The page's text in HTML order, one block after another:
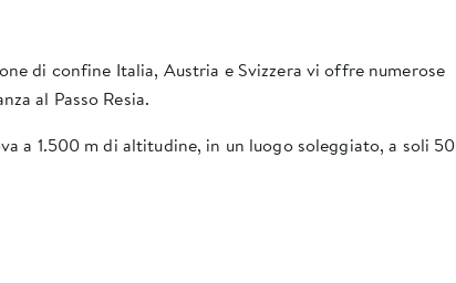
di confine Italia, Austria e Svizzera vi offre numerose
al Passo Resia.
a 1.500 m di altitudine, in un luogo soleggiato, a soli 50